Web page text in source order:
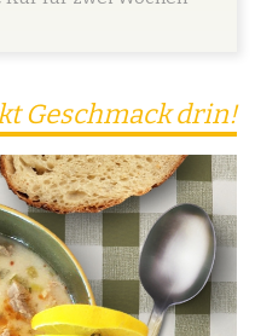
Geschmack drin!